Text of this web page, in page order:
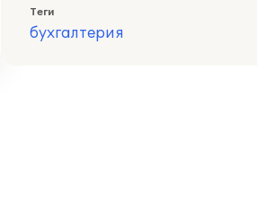
Теги
бухгалтерия